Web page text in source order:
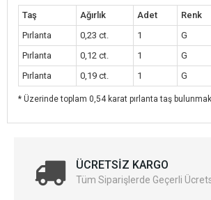
Taş Ağırlık Adet Renk
Pırlanta
0,23 ct. 1 G
Pırlanta
0,12 ct. 1 G
Pırlanta
0,19 ct. 1 G
* Üzerinde toplam 0,54 karat pırlanta taş
ÜCRETSIZ KARGO
Tüm Siparişlerde Geçerli